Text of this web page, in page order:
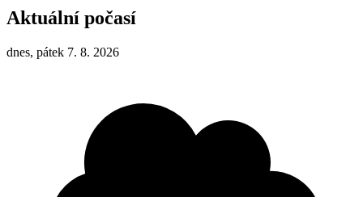
Aktuální počasí
dnes, pátek 7. 8. 2026